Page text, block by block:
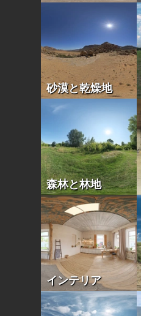
砂漠と乾燥地
森林と林地
インテリア